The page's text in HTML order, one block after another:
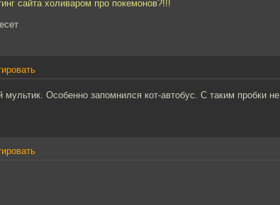
сайта холиваром про покемонов?!!!
Особенно запомнился кот-автобус. С таким пробки не